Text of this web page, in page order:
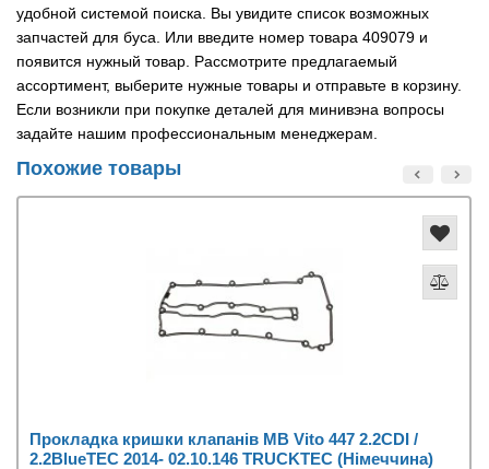
удобной системой поиска. Вы увидите список возможных
запчастей для буса. Или введите номер товара 409079 и
появится нужный товар. Рассмотрите предлагаемый
ассортимент, выберите нужные товары и отправьте в корзину.
Если возникли при покупке деталей для минивэна вопросы
задайте нашим профессиональным менеджерам.
Похожие товары
Прокладка кришки клапанів MB Vito 447 2.2CDI /
2.2BlueTEC 2014- 02.10.146 TRUCKTEC (Німеччина)